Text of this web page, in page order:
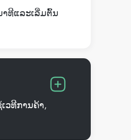
ທີແລະເລີ່ມຕົ້ນ
ວທີການຄ້າ,